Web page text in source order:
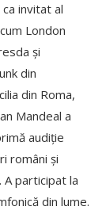
invitat al
London
și
din
din Roma,
Mandeal a
audiție
români și
participat la
din lume.